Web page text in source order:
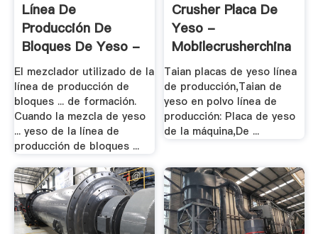
Línea De
Producción De
Bloques De Yeso -
.
El mezclador utilizado de la
línea de producción de
bloques ... de formación.
Cuando la mezcla de yeso
... yeso de la línea de
producción de bloques ...
Crusher Placa De
Yeso -
Mobilecrusherchina
Taian placas de yeso línea
de producción,Taian de
yeso en polvo línea de
producción: Placa de yeso
de la máquina,De ...